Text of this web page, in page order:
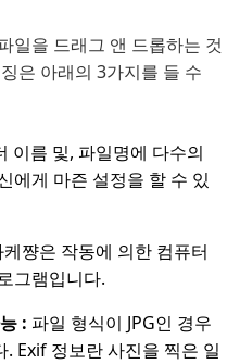
일을 드래그 앤 드롭하는 것
은 아래의 3가지를 들 수
이름 및, 파일명에 다수의
에게 마즌 설정을 할 수 있
쨩은 작동에 의한 컴퓨터
그램입니다.
: 파일 형식이 JPG인 경우
Exif 정보란 사진을 찍은 일